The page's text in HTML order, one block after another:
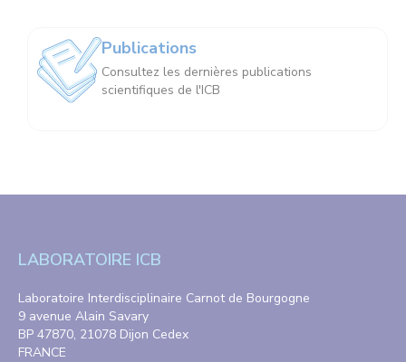
Publications
Consultez les dernières publications
scientifiques de l'ICB
LABORATOIRE ICB
Laboratoire Interdisciplinaire Carnot de Bourgogne
9 avenue Alain Savary
BP 47870, 21078 Dijon Cedex
FRANCE